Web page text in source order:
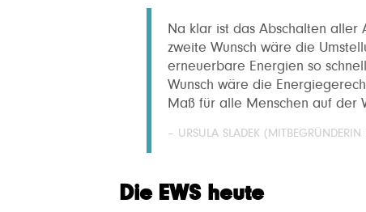
Na klar ist das Abschalten
zweite Wunsch wäre die
erneuerbare Energien so
Wunsch wäre die
Maß für alle Menschen auf der
– URSULA SLADEK
Die EWS heute